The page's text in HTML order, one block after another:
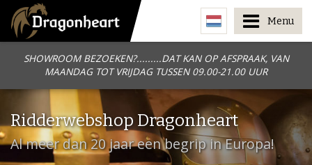
SHOWROOM BEZOEKEN?.........DAT KAN OP AFSPRAAK, VAN
MAANDAG TOT VRIJDAG TUSSEN 09.00-21.00 UUR
Menu
Ridderwebshop Dragonheart
Al meer dan 20 jaar een begrip in Europa!